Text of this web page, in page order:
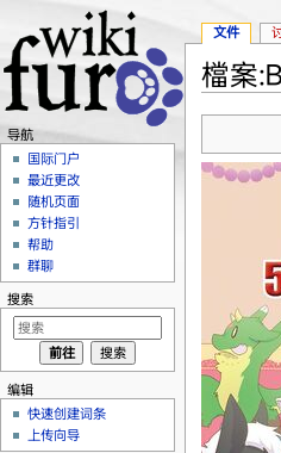
檔案
文件
导航
国际门户
最近更改
随机页面
方针指引
帮助
群聊
搜索
编辑
快速创建词条
上传向导